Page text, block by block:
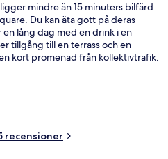
mindre än 15 minuters bilfärd
Du kan äta gott på deras
lång dag med en drink i en
tillgång till en terrass och en
kort promenad från kollektivtrafik.
recensioner